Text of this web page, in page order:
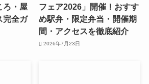
ろ・屋
完全ガ
フェア2026」開催！おすす
め駅弁・限定弁当・開催期
間・アクセスを徹底紹介
2026年7月23日